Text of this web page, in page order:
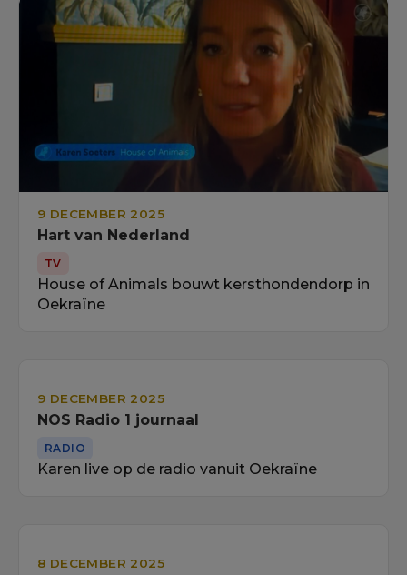
9 DECEMBER 2025
Hart van Nederland
TV
House of Animals bouwt kersthondendorp in
Oekraïne
9 DECEMBER 2025
NOS Radio 1 journaal
RADIO
Karen live op de radio vanuit Oekraïne
8 DECEMBER 2025